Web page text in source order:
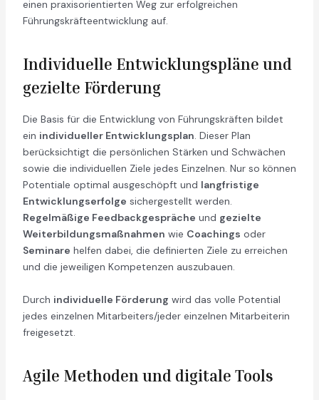
einen praxisorientierten Weg zur erfolgreichen
Führungskräfteentwicklung auf.
Individuelle Entwicklungspläne und
gezielte Förderung
Die Basis für die Entwicklung von Führungskräften bildet
ein individueller Entwicklungsplan. Dieser Plan
berücksichtigt die persönlichen Stärken und Schwächen
sowie die individuellen Ziele jedes Einzelnen. Nur so können
Potentiale optimal ausgeschöpft und langfristige
Entwicklungserfolge sichergestellt werden.
Regelmäßige Feedbackgespräche und gezielte
Weiterbildungsmaßnahmen wie Coachings oder
Seminare helfen dabei, die definierten Ziele zu erreichen
und die jeweiligen Kompetenzen auszubauen.
Durch individuelle Förderung wird das volle Potential
jedes einzelnen Mitarbeiters/jeder einzelnen Mitarbeiterin
freigesetzt.
Agile Methoden und digitale Tools